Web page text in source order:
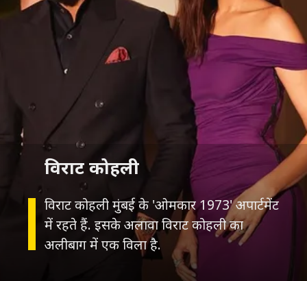
विराट कोहली मुंबई के 'ओमकार 1973' अपार्टमेंट
में रहते हैं. इसके अलावा विराट कोहली का
अलीबाग में एक विला है.
विराट कोहली